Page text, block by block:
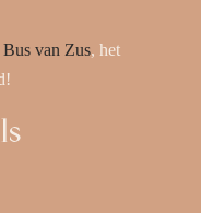
Bus van Zus, het